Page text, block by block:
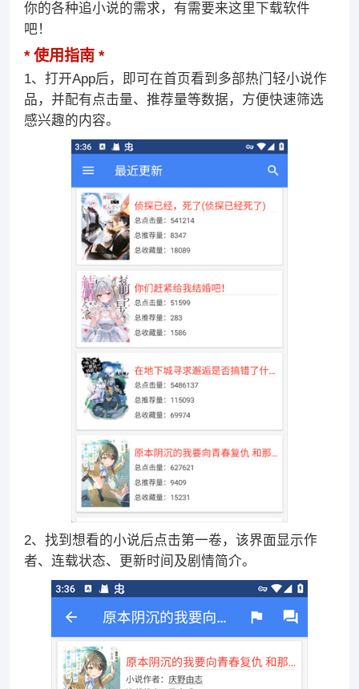
你的各种追小说的需求，有需要来这里下载软件
吧！
使用指南
1、打开App后，即可在首页看到多部热门轻小说作
品，并配有点击量、推荐量等数据，方便快速筛选
感兴趣的内容。
2、找到想看的小说后点击第一卷，该界面显示作
者、连载状态、更新时间及剧情简介。